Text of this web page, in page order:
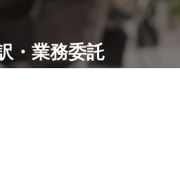
・業務委託